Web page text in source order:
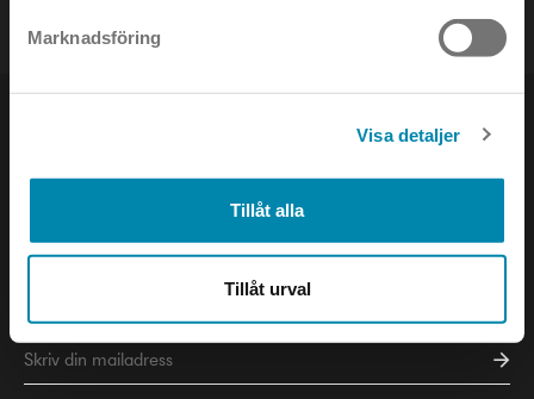
Marknadsföring
Visa detaljer
Tillåt alla
Tillåt urval
Håll dig uppdaterad om det senaste inom ljusets värld!